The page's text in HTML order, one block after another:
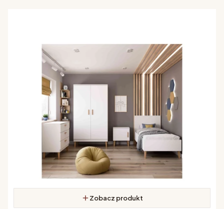
Zobacz produkt